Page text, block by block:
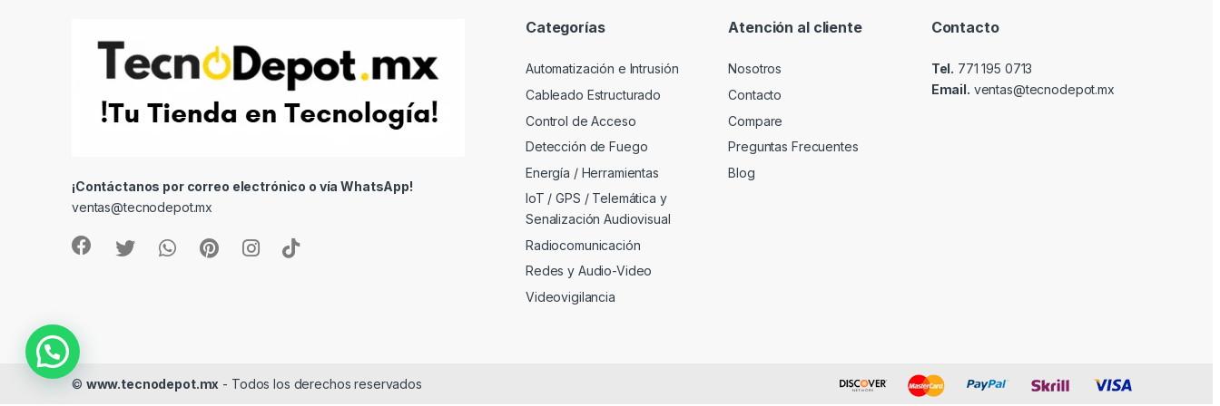
¡Contáctanos por correo electrónico o vía WhatsApp!
ventas@tecnodepot.mx
Categorías
Automatización e Intrusión
Cableado Estructurado
Control de Acceso
Detección de Fuego
Energía / Herramientas
IoT / GPS / Telemática y
Senalización Audiovisual
Radiocomunicación
Redes y Audio-Video
Videovigilancia
Atención al cliente
Nosotros
Contacto
Compare
Preguntas Frecuentes
Blog
Contacto
Tel. 771 195 0713
Email. ventas@tecnodepot.mx
© www.tecnodepot.mx - Todos los derechos reservados